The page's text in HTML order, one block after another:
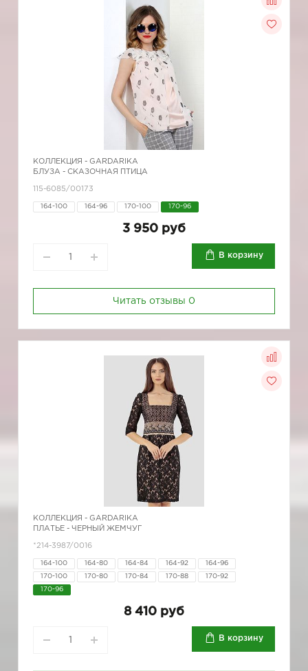
КОЛЛЕКЦИЯ - GARDARIKA
БЛУЗА - СКАЗОЧНАЯ ПТИЦА
115-6085/00173
164-100 164-96 170-100 170-96
3 950 руб
В корзину
Читать отзывы 0
КОЛЛЕКЦИЯ - GARDARIKA
ПЛАТЬЕ - ЧЕРНЫЙ ЖЕМЧУГ
*214-3987/0016
164-100 164-80 164-84 164-92 164-96
170-100 170-80 170-84 170-88 170-92
170-96
8 410 руб
В корзину